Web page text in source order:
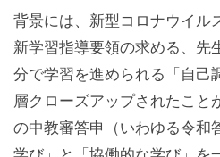
背景には、新型コロナウイル
新学習指導要領の求める、先
分で学習を進められる「自己
層クローズアップされたこと
の中教審答申（いわゆる令和